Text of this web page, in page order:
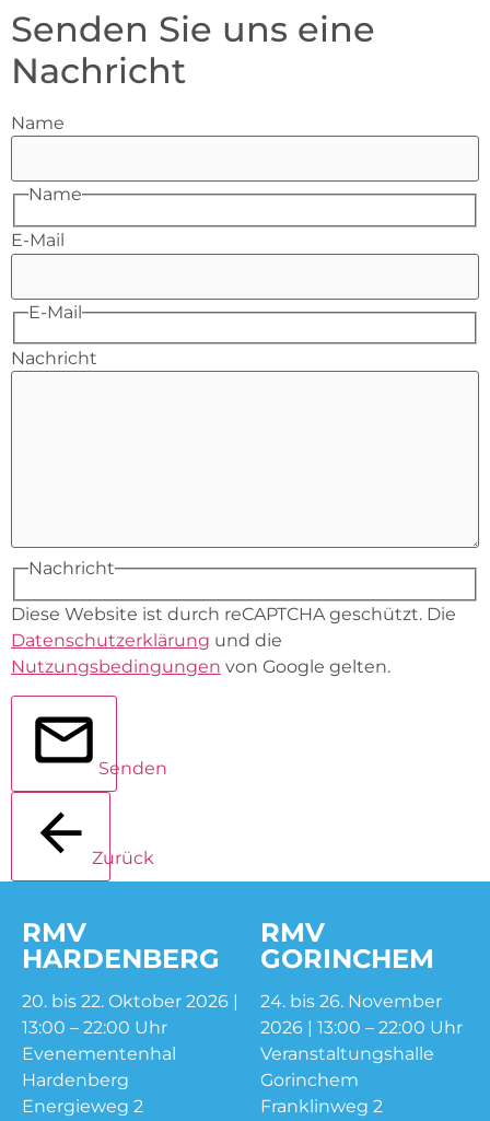
Senden Sie uns eine
Nachricht
Name
Name
E-Mail
E-Mail
Nachricht
Nachricht
Diese Website ist durch reCAPTCHA geschützt. Die
Datenschutzerklärung und die
Nutzungsbedingungen von Google gelten.
Senden
Zurück
RMV
HARDENBERG
20. bis 22. Oktober 2026 |
13:00 – 22:00 Uhr
Evenementenhal
Hardenberg
Energieweg 2
RMV
GORINCHEM
24. bis 26. November
2026 | 13:00 – 22:00 Uhr
Veranstaltungshalle
Gorinchem
Franklinweg 2